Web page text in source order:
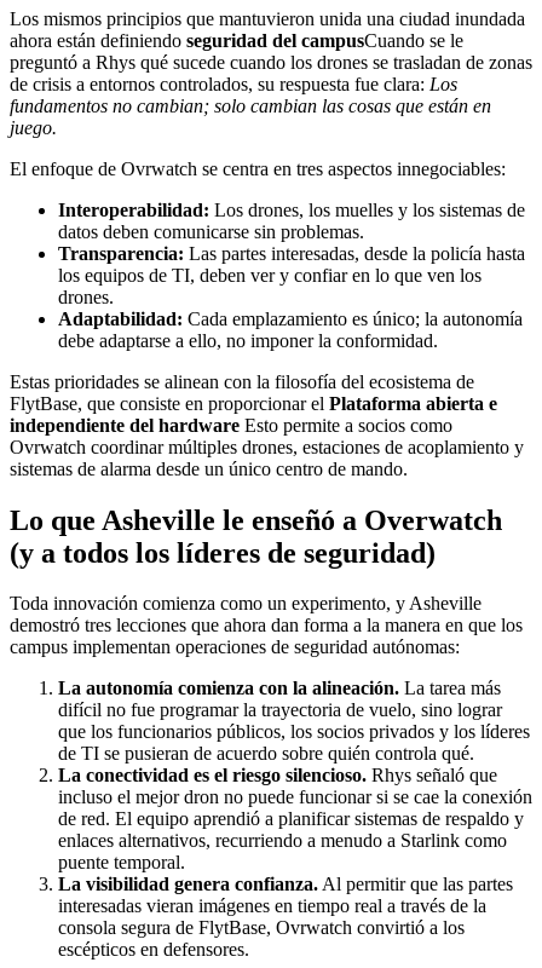
Los mismos principios que mantuvieron unida una ciudad inundada
ahora están definiendo seguridad del campusCuando se le
preguntó a Rhys qué sucede cuando los drones se trasladan de zonas
de crisis a entornos controlados, su respuesta fue clara: Los
fundamentos no cambian; solo cambian las cosas que están en
juego.
El enfoque de Ovrwatch se centra en tres aspectos innegociables:
Interoperabilidad: Los drones, los muelles y los sistemas de
datos deben comunicarse sin problemas.
Transparencia: Las partes interesadas, desde la policía hasta
los equipos de TI, deben ver y confiar en lo que ven los
drones.
Adaptabilidad: Cada emplazamiento es único; la autonomía
debe adaptarse a ello, no imponer la conformidad.
Estas prioridades se alinean con la filosofía del ecosistema de
FlytBase, que consiste en proporcionar el Plataforma abierta e
independiente del hardware Esto permite a socios como
Ovrwatch coordinar múltiples drones, estaciones de acoplamiento y
sistemas de alarma desde un único centro de mando.
Lo que Asheville le enseñó a Overwatch
(y a todos los líderes de seguridad)
Toda innovación comienza como un experimento, y Asheville
demostró tres lecciones que ahora dan forma a la manera en que los
campus implementan operaciones de seguridad autónomas:
La autonomía comienza con la alineación. La tarea más
difícil no fue programar la trayectoria de vuelo, sino lograr
que los funcionarios públicos, los socios privados y los líderes
de TI se pusieran de acuerdo sobre quién controla qué.
La conectividad es el riesgo silencioso. Rhys señaló que
incluso el mejor dron no puede funcionar si se cae la conexión
de red. El equipo aprendió a planificar sistemas de respaldo y
enlaces alternativos, recurriendo a menudo a Starlink como
puente temporal.
La visibilidad genera confianza.Al permitir que las partes
interesadas vieran imágenes en tiempo real a través de la
consola segura de FlytBase, Ovrwatch convirtió a los
escépticos en defensores.